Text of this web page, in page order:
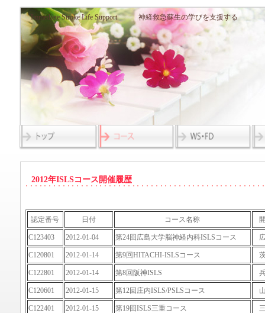
Immediate Stroke Life Support 神経救急蘇生の学びを支援する
2012年ISLSコース開催履歴
認定番号 日付 コース名称
C123403 2012-01-04 第24回広島大学脳神経内科ISLSコース
C120801 2012-01-14 第9回HITACHI-ISLSコース
C122801 2012-01-14 第8回阪神ISLS
C120601 2012-01-15 第12回庄内ISLS/PSLSコース
C122401 2012-01-15 第19回ISLS三重コース